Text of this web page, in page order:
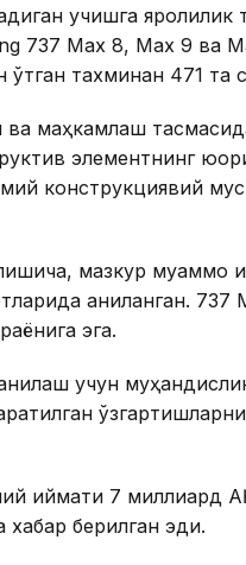
учишга
737 Max 8, Max 9 ва
тахминан 471 та
маҳкамлаш
элементнинг
конструкциявий
мазкур муаммо
аниқланган.
эга.
учун
қиймати 7 миллиард
хабар берилган эди.